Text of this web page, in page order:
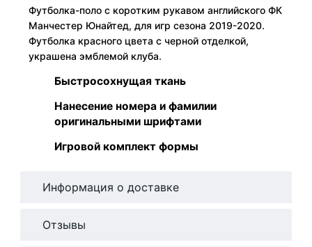
Футболка-поло с коротким рукавом английского ФК
Манчестер Юнайтед, для игр сезона 2019-2020.
Футболка красного цвета с черной отделкой,
украшена эмблемой клуба.
Быстросохнущая ткань
Нанесение номера и фамилии
оригинальными шрифтами
Игровой комплект формы
Информация о доставке
Отзывы